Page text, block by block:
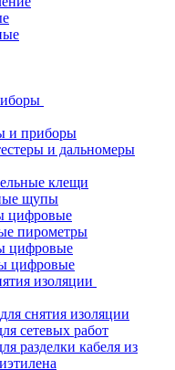
и приборы
и дальномеры
клещи
щупы
цифровые
пирометры
цифровые
цифровые
изоляции
снятия изоляции
сетевых работ
разделки кабеля из